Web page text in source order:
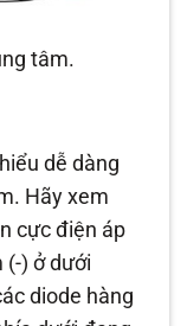
tâm.
dễ dàng
Hãy xem
cực điện áp
(-) ở dưới
diode hàng